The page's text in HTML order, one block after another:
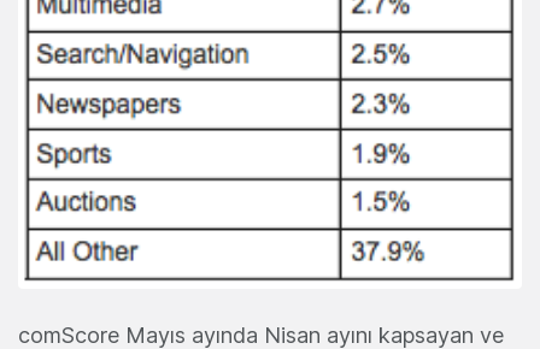
comScore Mayıs ayında Nisan ayını kapsayan ve